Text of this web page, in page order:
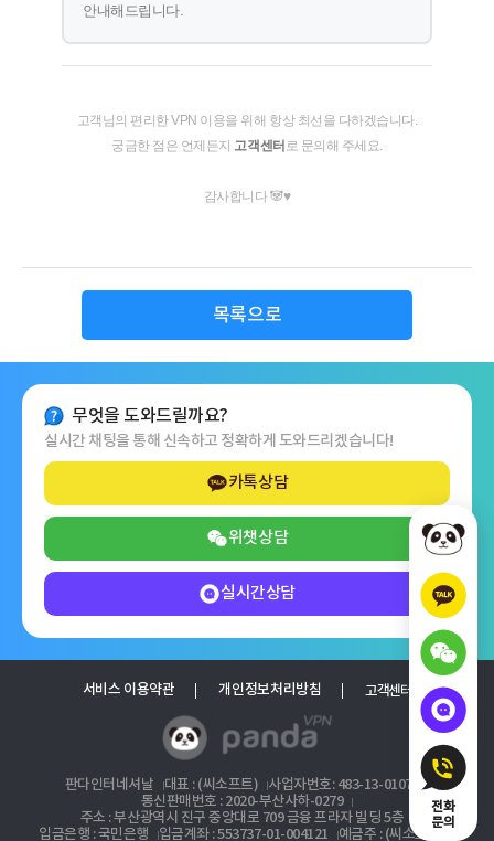
안내해드립니다.
고객님의 편리한 VPN 이용을 위해 항상 최선을 다하겠습니다.
궁금한 점은 언제든지 고객센터 로 문의해 주세요.
감사합니다 🐼♥
목록으로
무엇을 도와드릴까요?
실시간 채팅을 통해 신속하고 정확하게 도와드리겠습니다!
카톡상담
위챗상담
실시간상담
전화
문의
서비스 이용약관 개인정보처리방침 고객센터
판다인터네셔날 대표 : (씨소프트)
사업자번호: 483-13-01072
통신판매번호 : 2020-부산사하-0279
주소 : 부산광역시 진구 중앙대로 709 금융 프라자 빌딩 5층
입금은행 : 국민은행
입금계좌 : 553737-01-004121 예금주 : (씨소프트)